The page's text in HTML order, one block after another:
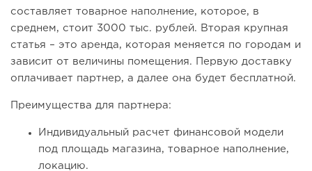
составляет товарное наполнение, которое, в
среднем, стоит 3000 тыс. рублей. Вторая крупная
статья – это аренда, которая меняется по городам и
зависит от величины помещения. Первую доставку
оплачивает партнер, а далее она будет бесплатной.
Преимущества для партнера:
Индивидуальный расчет финансовой модели
под площадь магазина, товарное наполнение,
локацию.